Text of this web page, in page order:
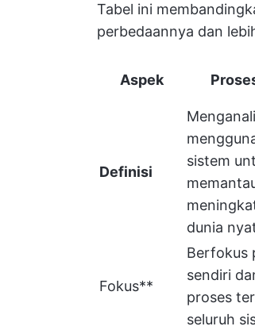
Tabel ini
perbedaannya dan
Aspek
Definisi
sistem
dunia
Fokus**
Berfokus
sendiri
proses
seluruh